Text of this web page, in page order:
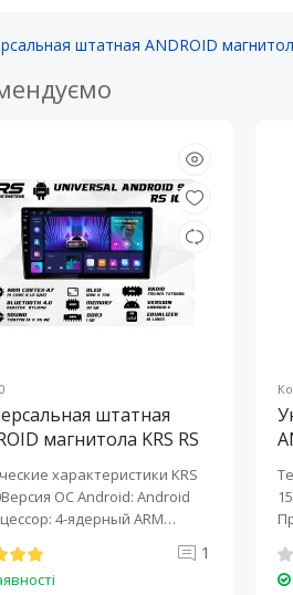
штатная ANDROID
штатная
магнитола KRS RS
характеристики KRS
ОС Android: Android
4-ядерный ARM
1